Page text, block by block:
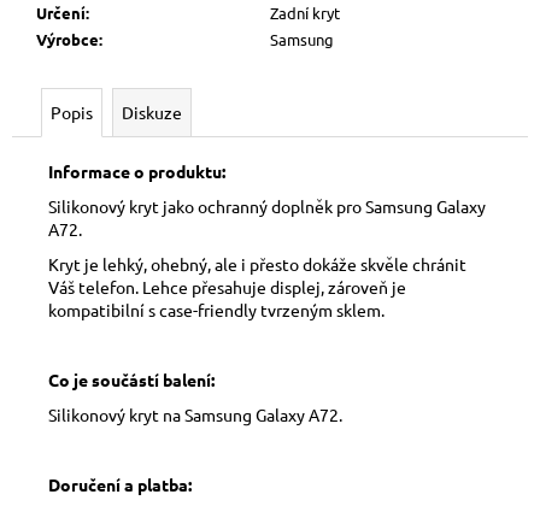
Určení:
Zadní kryt
Výrobce: Samsung
Popis Diskuze
Informace o produktu:
Silikonový kryt jako ochranný doplněk pro Samsung Galaxy
A72.
Kryt je lehký, ohebný, ale i přesto dokáže skvěle chránit
Váš telefon. Lehce přesahuje displej, zároveň je
kompatibilní s case-friendly tvrzeným sklem.
Co je součástí balení:
Silikonový kryt na Samsung Galaxy A72.
Doručení a platba: